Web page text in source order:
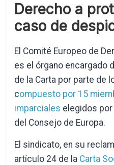
Derecho a
caso de
El Comité Europeo de
es el órgano encargado
de la Carta por parte de
compuesto por 15
imparciales elegidos
del Consejo de Europa.
El sindicato, en su
artículo 24 de la Carta